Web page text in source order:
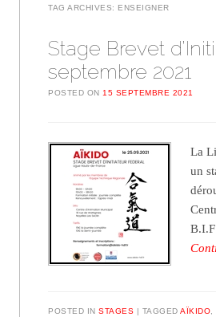
TAG ARCHIVES: ENSEIGNER
Stage Brevet
septembre 2021
POSTED ON15 SEPTEMBRE 2021
La
un
POSTED INSTAGES TAGGEDAÏKIDO ,